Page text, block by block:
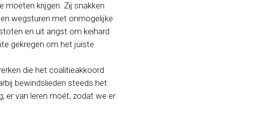
moeten krijgen. Zij snakken
wegsturen met onmogelijke
en uit angst om keihard
gekregen om het juiste
die het coalitieakkoord
bewindslieden steeds het
er van leren moét, zodat we er